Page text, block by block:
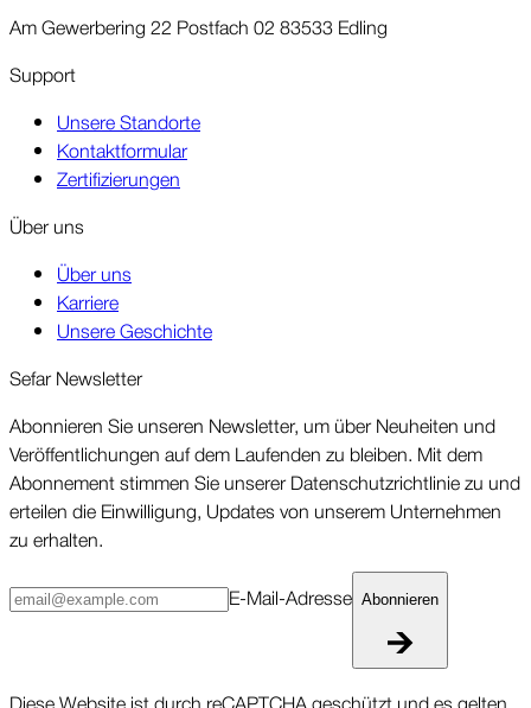
Am Gewerbering 22 Postfach 02 83533 Edling
Support
Unsere Standorte
Kontaktformular
Zertifizierungen
Über uns
Über uns
Karriere
Unsere Geschichte
Sefar News­letter
Abonnieren Sie unseren News­letter, um über Neu­heiten und
Ver­öffent­lichungen auf dem Laufenden zu bleiben. Mit dem
Abonne­ment stimmen Sie unserer Daten­schutz­richt­linie zu und
erteilen die Ein­willigung, Updates von unserem Unter­nehmen
zu erhalten.
E-Mail-Ad­resse Abonnieren